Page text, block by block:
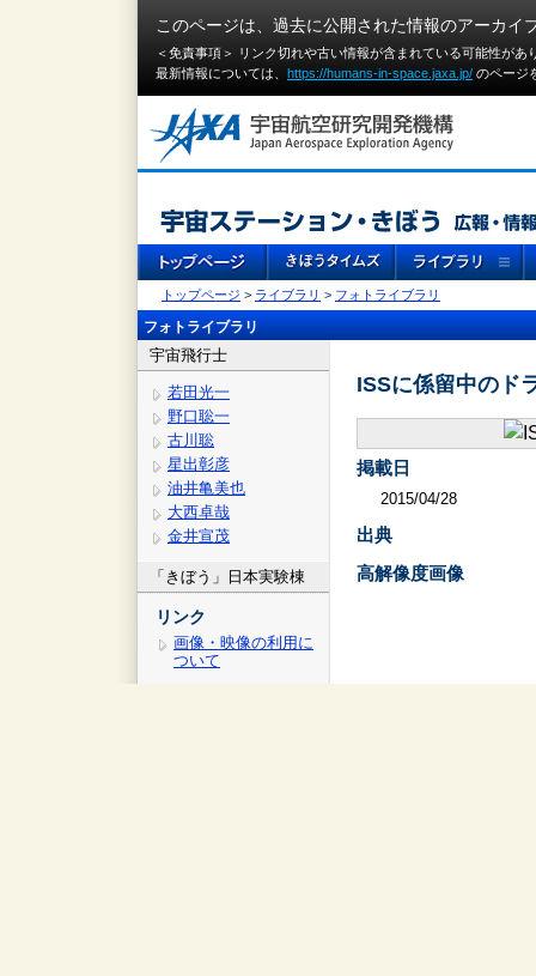
このページは、過去に公開された情報のアーカイ
＜免責事項＞ リンク切れや古い情報が含まれている可能性が
最新情報については、 https://humans-in-space.jaxa.jp/ のページ
トップページ > ライブラリ > フォトライブラリ
フォトライブラリ
宇宙飛行士
若田光一
野口聡一
古川聡
星出彰彦
油井亀美也
大西卓哉
金井宣茂
「きぼう」日本実験棟
リンク
画像・映像の利用に
ついて
ISSに係留中のド
掲載日
2015/04/28
出典
高解像度画像